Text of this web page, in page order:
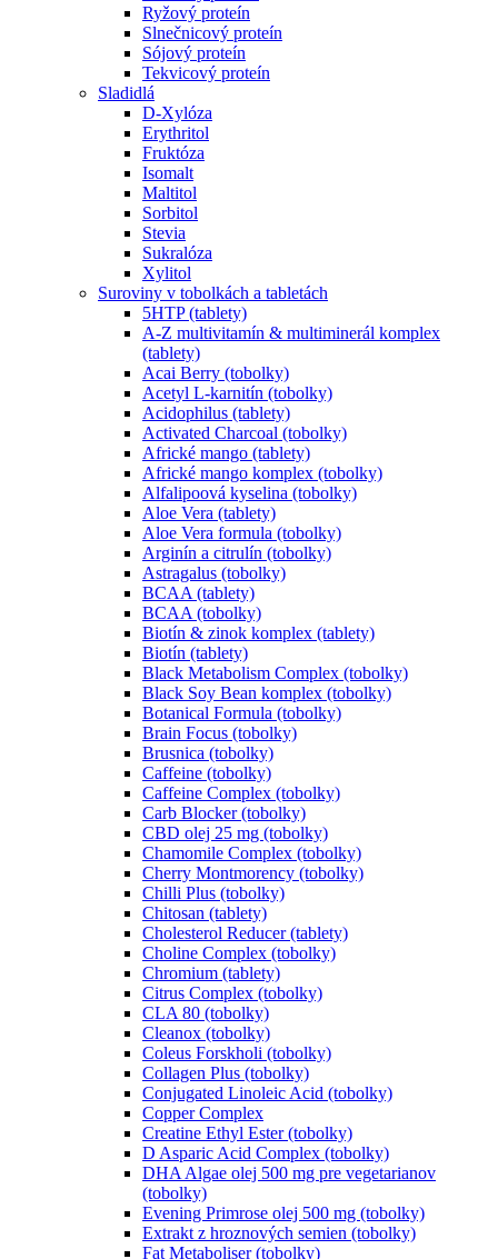
Ryžový proteín
Slnečnicový proteín
Sójový proteín
Tekvicový proteín
Sladidlá
D-Xylóza
Erythritol
Fruktóza
Isomalt
Maltitol
Sorbitol
Stevia
Sukralóza
Xylitol
Suroviny v tobolkách a tabletách
5HTP (tablety)
A-Z multivitamín & multiminerál komplex
(tablety)
Acai Berry (tobolky)
Acetyl L-karnitín (tobolky)
Acidophilus (tablety)
Activated Charcoal (tobolky)
Africké mango (tablety)
Africké mango komplex (tobolky)
Alfalipoová kyselina (tobolky)
Aloe Vera (tablety)
Aloe Vera formula (tobolky)
Arginín a citrulín (tobolky)
Astragalus (tobolky)
BCAA (tablety)
BCAA (tobolky)
Biotín & zinok komplex (tablety)
Biotín (tablety)
Black Metabolism Complex (tobolky)
Black Soy Bean komplex (tobolky)
Botanical Formula (tobolky)
Brain Focus (tobolky)
Brusnica (tobolky)
Caffeine (tobolky)
Caffeine Complex (tobolky)
Carb Blocker (tobolky)
CBD olej 25 mg (tobolky)
Chamomile Complex (tobolky)
Cherry Montmorency (tobolky)
Chilli Plus (tobolky)
Chitosan (tablety)
Cholesterol Reducer (tablety)
Choline Complex (tobolky)
Chromium (tablety)
Citrus Complex (tobolky)
CLA 80 (tobolky)
Cleanox (tobolky)
Coleus Forskholi (tobolky)
Collagen Plus (tobolky)
Conjugated Linoleic Acid (tobolky)
Copper Complex
Creatine Ethyl Ester (tobolky)
D Asparic Acid Complex (tobolky)
DHA Algae olej 500 mg pre vegetarianov
(tobolky)
Evening Primrose olej 500 mg (tobolky)
Extrakt z hroznových semien (tobolky)
Fat Metaboliser (tobolky)